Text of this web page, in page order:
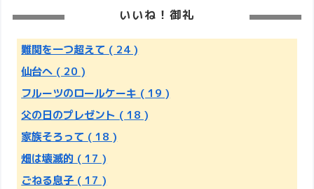
いいね！御礼
難関を一つ超えて ( 24 )
仙台へ ( 20 )
フルーツのロールケーキ ( 19 )
父の日のプレゼント ( 18 )
家族そろって ( 18 )
畑は壊滅的 ( 17 )
ごねる息子 ( 17 )